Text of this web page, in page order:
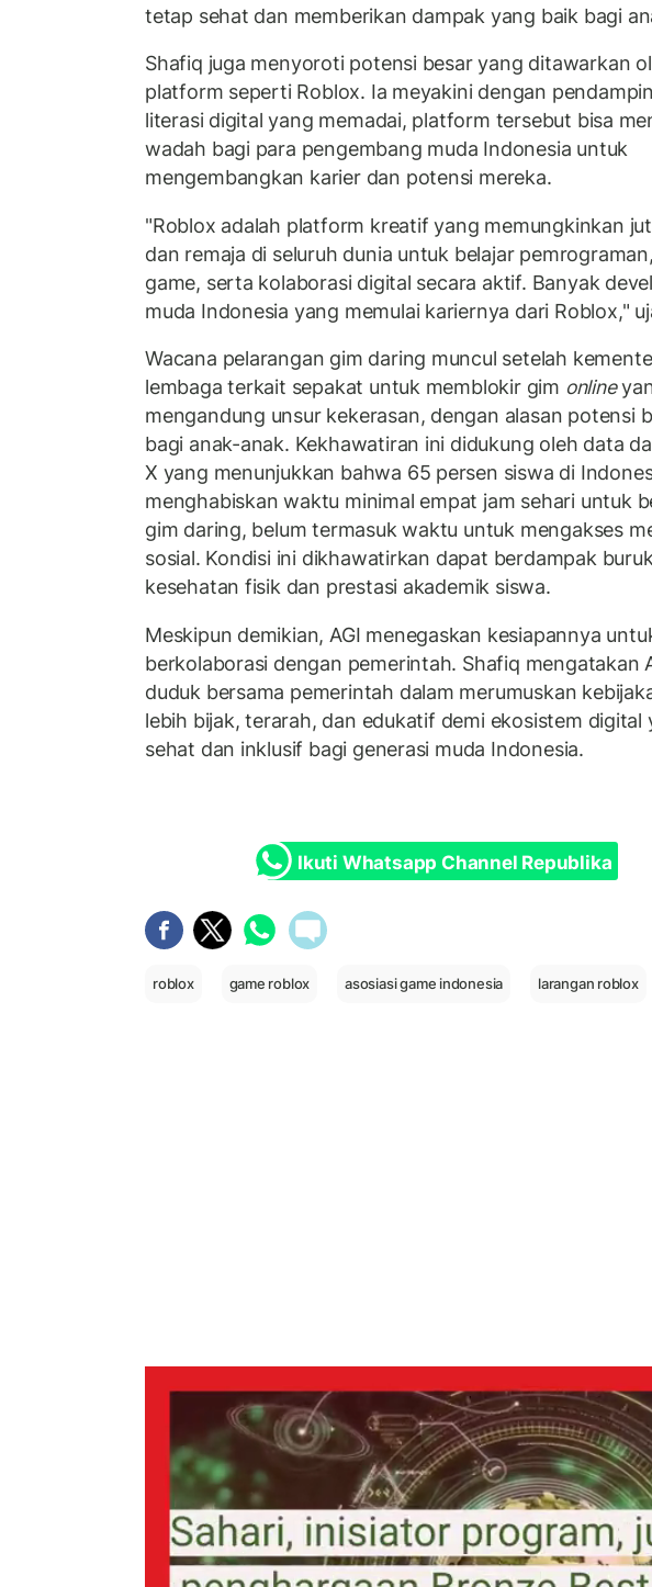
tetap sehat dan memberikan dampak yang baik bagi
Shafiq juga menyoroti potensi besar yang ditawarkan
platform seperti Roblox. Ia meyakini dengan
literasi digital yang memadai, platform tersebut bisa
wadah bagi para pengembang muda Indonesia untuk
mengembangkan karier dan potensi mereka.
"Roblox adalah platform kreatif yang memungkinkan
dan remaja di seluruh dunia untuk belajar
game, serta kolaborasi digital secara aktif. Banyak
muda Indonesia yang memulai kariernya dari Roblox,"
Wacana pelarangan gim daring muncul setelah
lembaga terkait sepakat untuk memblokir gim online
mengandung unsur kekerasan, dengan alasan potensi
bagi anak-anak. Kekhawatiran ini didukung oleh data
X yang menunjukkan bahwa 65 persen siswa di
menghabiskan waktu minimal empat jam sehari untuk
gim daring, belum termasuk waktu untuk mengakses
sosial. Kondisi ini dikhawatirkan dapat berdampak
kesehatan fisik dan prestasi akademik siswa.
Meskipun demikian, AGI menegaskan kesiapannya
berkolaborasi dengan pemerintah. Shafiq mengatakan
duduk bersama pemerintah dalam merumuskan
lebih bijak, terarah, dan edukatif demi ekosistem digital
sehat dan inklusif bagi generasi muda Indonesia.
Ikuti Whatsapp Channel Republika
roblox game roblox asosiasi game indonesia larangan roblox